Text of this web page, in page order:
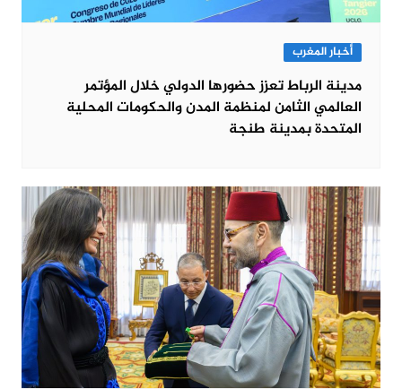
أخبار المغرب
مدينة الرباط تعزز حضورها الدولي خلال المؤتمر
العالمي الثامن لمنظمة المدن والحكومات المحلية
المتحدة بمدينة طنجة